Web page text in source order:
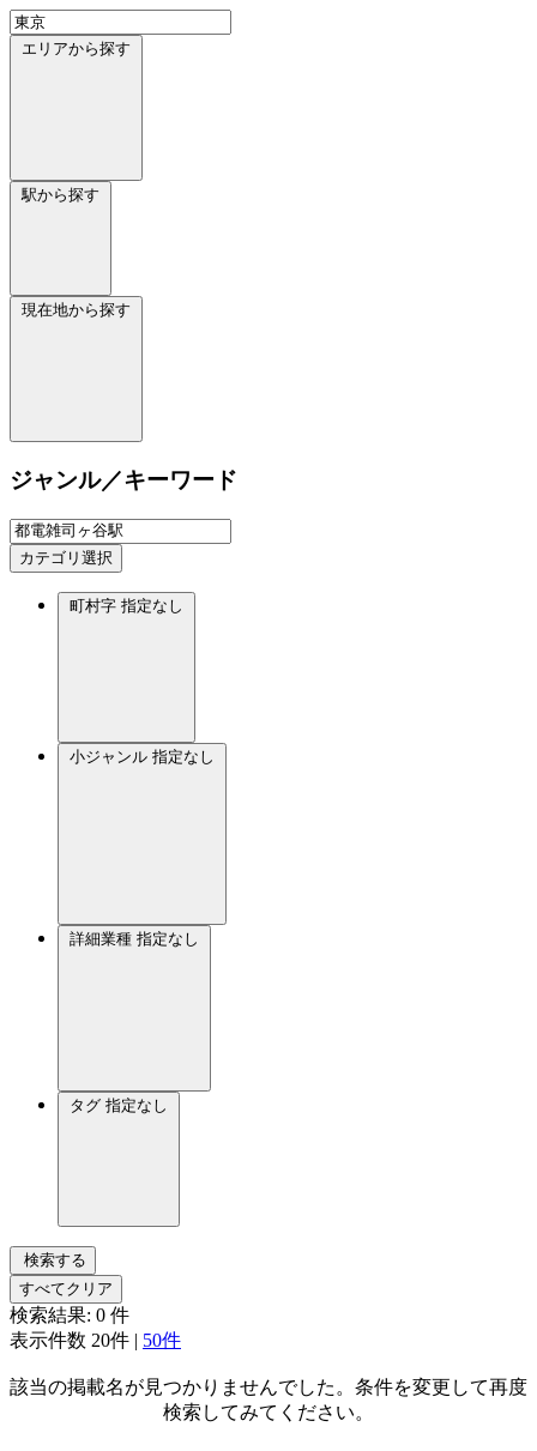
エリアから探す
駅から探す
現在地から探す
ジャンル／キーワード
カテゴリ選択
町村字 指定なし
小ジャンル 指定なし
詳細業種 指定なし
タグ 指定なし
検索する
すべてクリア
検索結果: 0 件
表示件数 20件 | 50件
該当の掲載名が見つかりませんでした。条件を変更して再度
検索してみてください。